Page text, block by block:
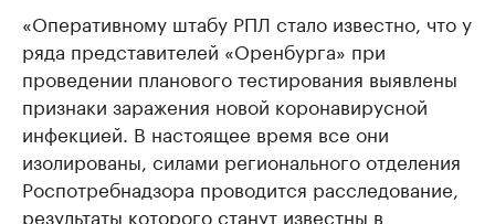
«Оперативному штабу РПЛ стало известно, что у
ряда представителей «Оренбурга» при
проведении планового тестирования выявлены
признаки заражения новой коронавирусной
инфекцией. В настоящее время все они
изолированы, силами регионального отделения
Роспотребнадзора проводится расследование,
результаты которого станут известны в